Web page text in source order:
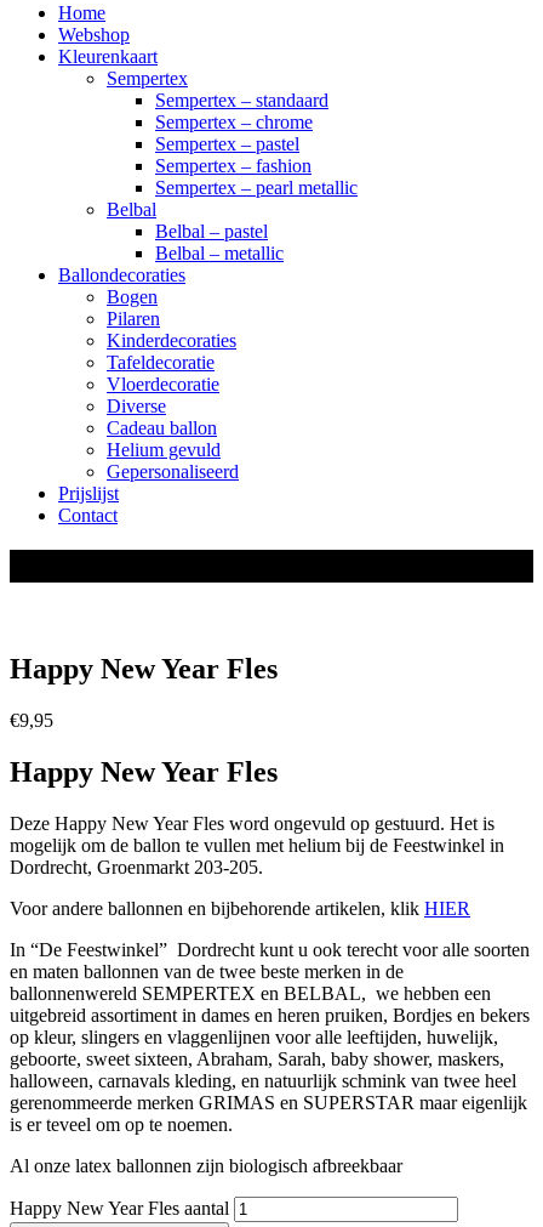
Home
Webshop
Kleurenkaart
Sempertex
Sempertex – standaard
Sempertex – chrome
Sempertex – pastel
Sempertex – fashion
Sempertex – pearl metallic
Belbal
Belbal – pastel
Belbal – metallic
Ballondecoraties
Bogen
Pilaren
Kinderdecoraties
Tafeldecoratie
Vloerdecoratie
Diverse
Cadeau ballon
Helium gevuld
Gepersonaliseerd
Prijslijst
Contact
Happy New Year Fles
€9,95
Happy New Year Fles
Deze Happy New Year Fles word ongevuld op gestuurd. Het is
mogelijk om de ballon te vullen met helium bij de Feestwinkel in
Dordrecht, Groenmarkt 203-205.
Voor andere ballonnen en bijbehorende artikelen, klik HIER
In “De Feestwinkel” Dordrecht kunt u ook terecht voor alle soorten
en maten ballonnen van de twee beste merken in de
ballonnenwereld SEMPERTEX en BELBAL, we hebben een
uitgebreid assortiment in dames en heren pruiken, Bordjes en bekers
op kleur, slingers en vlaggenlijnen voor alle leeftijden, huwelijk,
geboorte, sweet sixteen, Abraham, Sarah, baby shower, maskers,
halloween, carnavals kleding, en natuurlijk schmink van twee heel
gerenommeerde merken GRIMAS en SUPERSTAR maar eigenlijk
is er teveel om op te noemen.
Al onze latex ballonnen zijn biologisch afbreekbaar
Happy New Year Fles aantal